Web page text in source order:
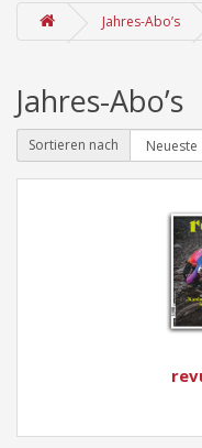
Jahres-Abo’s
Jahres-Abo’s
Sortieren nach